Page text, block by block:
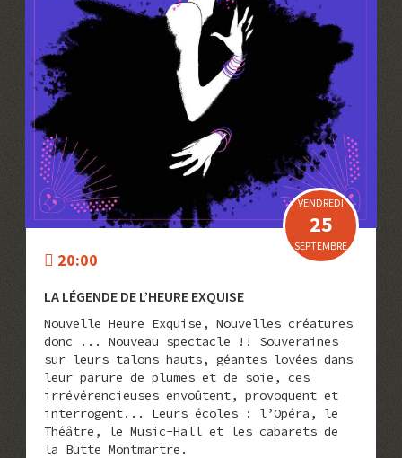
VENDREDI
25
SEPTEMBRE
20:00
LA LÉGENDE DE L’HEURE EXQUISE
Nouvelle Heure Exquise, Nouvelles créatures
donc ... Nouveau spectacle !! Souveraines
sur leurs talons hauts, géantes lovées dans
leur parure de plumes et de soie, ces
irrévérencieuses envoûtent, provoquent et
interrogent... Leurs écoles : l’Opéra, le
Théâtre, le Music-Hall et les cabarets de
la Butte Montmartre.